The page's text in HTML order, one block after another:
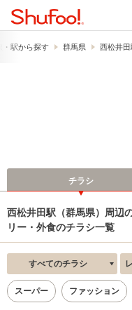
・駅から探す 群馬県 西松井田
チラシ
西松井田駅（群馬県）周辺
リー・外食のチラシ一覧
すべてのチラシ
スーパー ファッション